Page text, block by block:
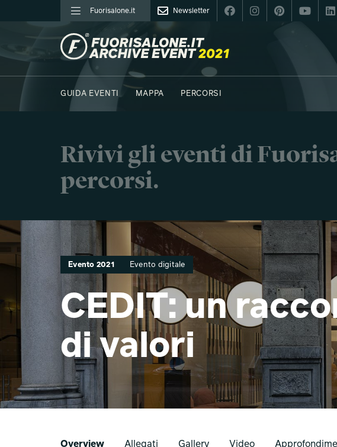
Fuorisalone.it Newsletter
FUORISALONE.IT
GUIDA EVENTI
MAPPA PERCORSI
Rivivi gli eventi di
percorsi.
Evento 2021 Evento digitale
CEDIT: un
di valori
Overview Allegati Gallery Video